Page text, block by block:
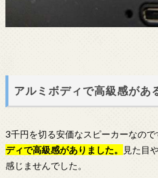
アルミボディで高級感があ
3千円を切る安価なスピーカーなので
ディで高級感がありました。
見た目
感じませんでした。